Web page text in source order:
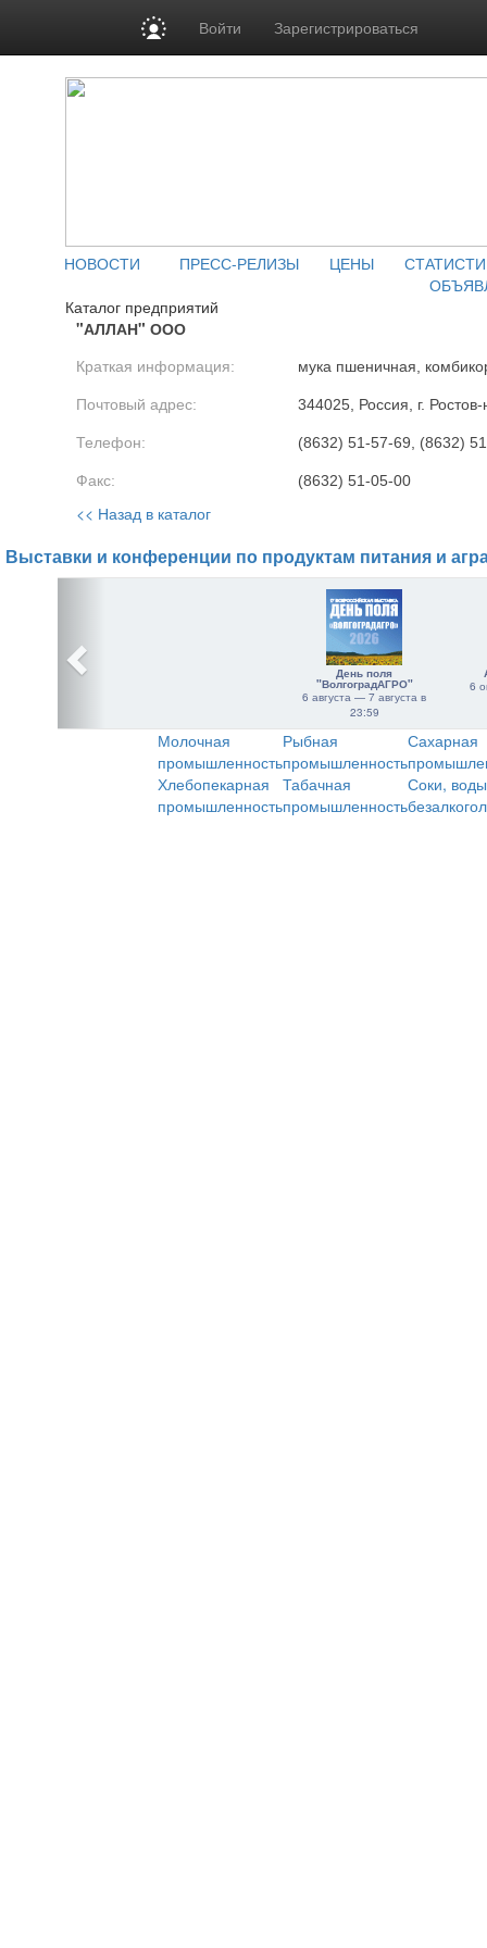
Войти Зарегистрироваться
НОВОСТИ ПРЕСС-РЕЛИЗЫ ЦЕНЫ
Каталог предприятий
"АЛЛАН" ООО
Краткая информация: мука пшеничная,
Почтовый адрес: 344025, Россия, г.
Телефон: (8632) 51-57-69, (8632)
Факс: (8632) 51-05-00
<< Назад в каталог
Выставки и конференции по продуктам питания и
День поля
"ВолгоградАГРО"
6 августа — 7 августа в
23:59
6
Молочная
промышленность
Рыбная
промышленность
Сахарная
Хлебопекарная
промышленность
Табачная
промышленность
Соки,